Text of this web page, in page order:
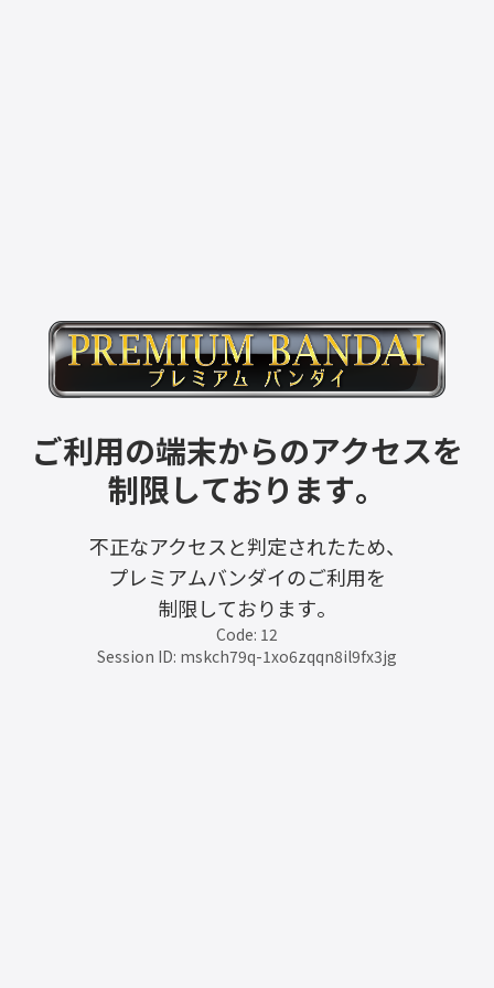
ご利用の端末からのアクセスを
制限しております。
不正なアクセスと判定されたため、
プレミアムバンダイのご利用を
制限しております。
Code: 12
Session ID: mskch79q-1xo6zqqn8il9fx3jg